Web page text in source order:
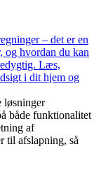
– det er en
og hvordan du kan
Læs,
i dit hjem og
løsninger
både funktionalitet
af
til afslapning, så